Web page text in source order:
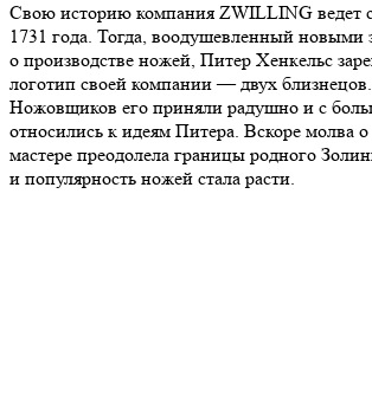
Свою историю компания ZWILLING ведет с
1731 года. Тогда, воодушевленный новыми
о производстве ножей, Питер Хенкельс
логотип своей компании — двух
Ножовщиков его приняли радушно и с
относились к идеям Питера. Вскоре молва
мастере преодолела границы родного
и популярность ножей стала расти.